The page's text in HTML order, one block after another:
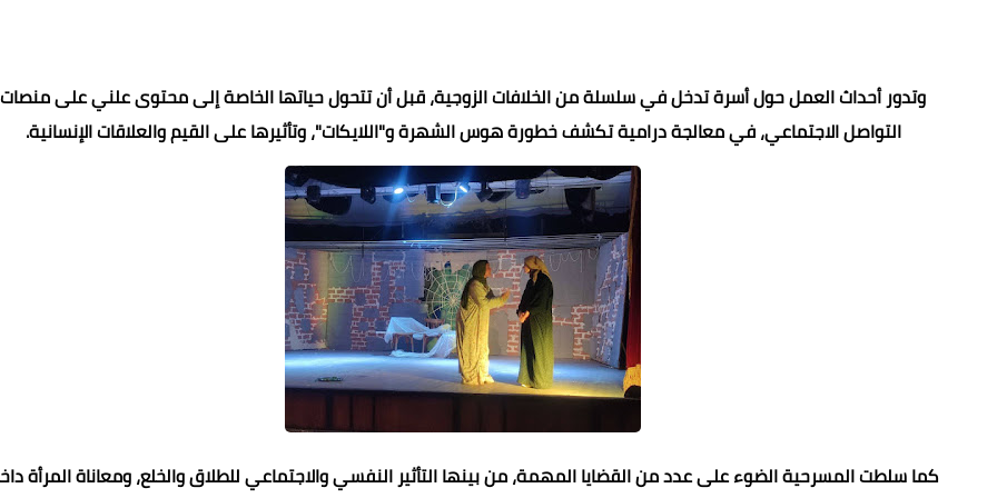
وتدور أحداث العمل حول أسرة تدخل في سلسلة من الخلافات الزوجية، قبل أن تتحول حياتها الخاصة إلى محتوى علني على منصات
التواصل الاجتماعي، في معالجة درامية تكشف خطورة هوس الشهرة و"اللايكات"، وتأثيرها على القيم والعلاقات الإنسانية.
كما سلطت المسرحية الضوء على عدد من القضايا المهمة، من بينها التأثير النفسي والاجتماعي للطلاق والخلع، ومعاناة المرأة